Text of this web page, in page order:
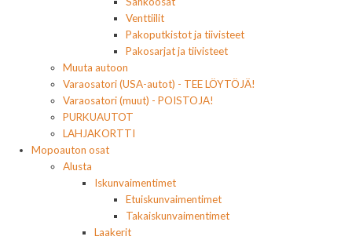
Venttiilit
Pakoputkistot ja tiivisteet
Pakosarjat ja tiivisteet
Muuta autoon
Varaosatori (USA-autot) - TEE LÖYTÖJÄ!
Varaosatori (muut) - POISTOJA!
PURKUAUTOT
LAHJAKORTTI
Mopoauton osat
Alusta
Iskunvaimentimet
Etuiskunvaimentimet
Takaiskunvaimentimet
Laakerit